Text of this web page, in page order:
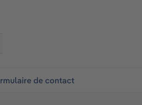
de contact